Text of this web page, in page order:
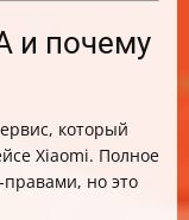
и почему
который
Xiaomi. Полное
правами, но это